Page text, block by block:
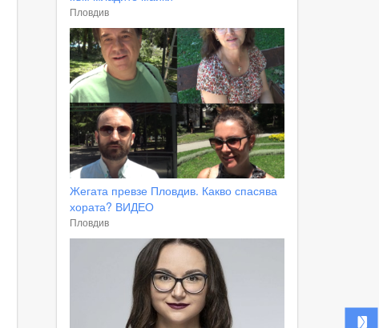
Пловдив
Жегата превзе Пловдив. Какво спасява
хората? ВИДЕО
Пловдив